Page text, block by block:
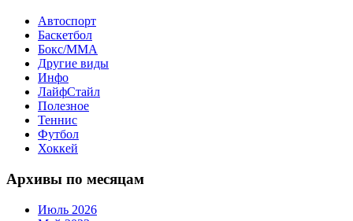
Автоспорт
Баскетбол
Бокс/MMA
Другие виды
Инфо
ЛайфСтайл
Полезное
Теннис
Футбол
Хоккей
Архивы по месяцам
Июль 2026